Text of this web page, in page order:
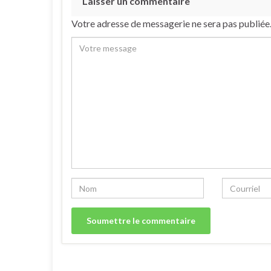
Votre adresse de messagerie ne sera pas publiée.